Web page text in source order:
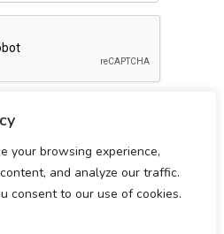
your browsing experience,
and analyze our traffic.
consent to our use of cookies.
Italia